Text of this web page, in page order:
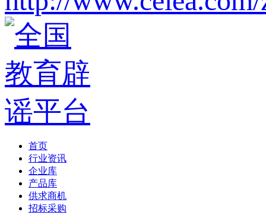
首页
行业资讯
企业库
产品库
供求商机
招标采购